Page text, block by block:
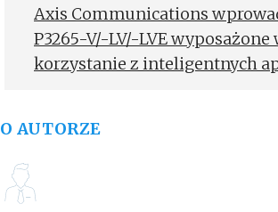
Axis Communications
P3265-V/-LV/-LVE
korzystanie z inteligentnych
odwzorowanie szczegółów.
O AUTORZE